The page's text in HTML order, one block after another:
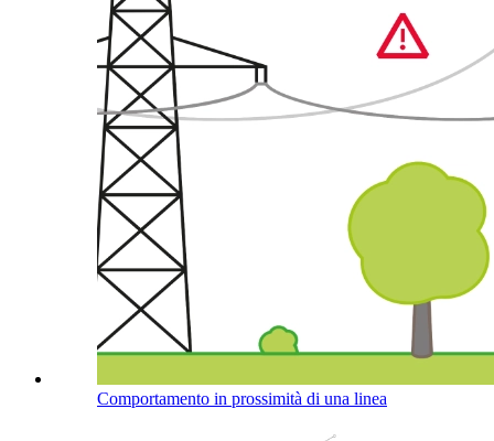
Comportamento in prossimità di una linea